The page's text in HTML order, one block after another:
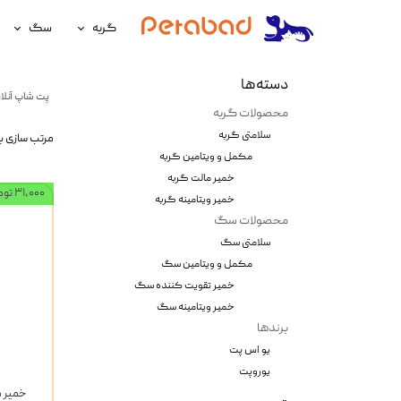
گربه
لوازم نگهداری گربه
سگ
لوازم
سلامتی
پت شاپ
مرتب سازی
۳۱,۰۰۰ تومان
دسته‌ها
محصولات گربه
سلامتی گربه
مکمل و ویتامین گربه
خمیر مالت گربه
خمیر ویتامینه گربه
محصولات سگ
سلامتی سگ
مکمل و ویتامین سگ
خمیر تقویت کننده سگ
خمیر ویتامینه سگ
برندها
یو اس پت
یوروپت